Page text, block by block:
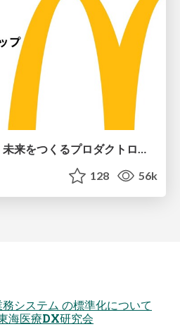
ピンチをチャンスに：未来をつくるプロダクトロードマップ #pmconf2020
128 56k
システム の標準化について
海医療DX研究会